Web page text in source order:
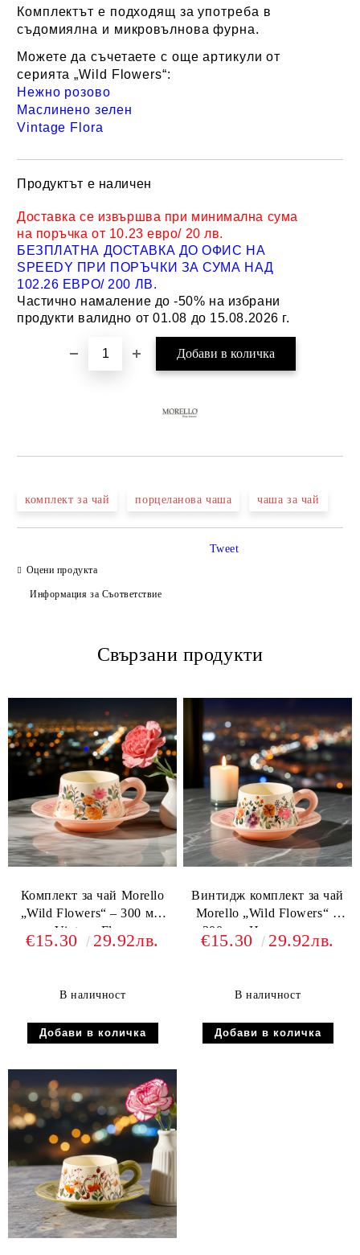
Комплектът е подходящ за употреба в
съдомиялна и микровълнова фурна.
Можете да съчетаете с още артикули от
серията „Wild Flowers“:
Нежно розово
Маслинено зелен
Vintage Flora
Продуктът е наличен
Доставка се извършва при минимална сума
на поръчка от 10.23 евро/ 20 лв.
БЕЗПЛАТНА ДОСТАВКА ДО ОФИС НА
SPEEDY ПРИ ПОРЪЧКИ ЗА СУМА НАД
102.26 ЕВРО/ 200 ЛВ.
Частично намаление до -50% на избрани
продукти валидно от 01.08 до 15.08.2026 г.
комплект за чай порцеланова чаша чаша за чай
Оцени продукта
Информация за Съответствие
Tweet
Свързани продукти
Комплект за чай Morello
„Wild Flowers“ – 300 мл,
Vintage Flora
€15.30 29.92лв.
В наличност
Винтидж комплект за чай
Morello „Wild Flowers“ –
300 мл, Нежно розово
€15.30 29.92лв.
В наличност